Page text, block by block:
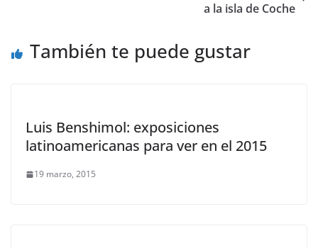
a la isla de Coche
También te puede gustar
Luis Benshimol: exposiciones
latinoamericanas para ver en el 2015
19 marzo, 2015